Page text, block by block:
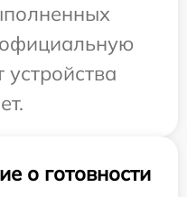
о готовности